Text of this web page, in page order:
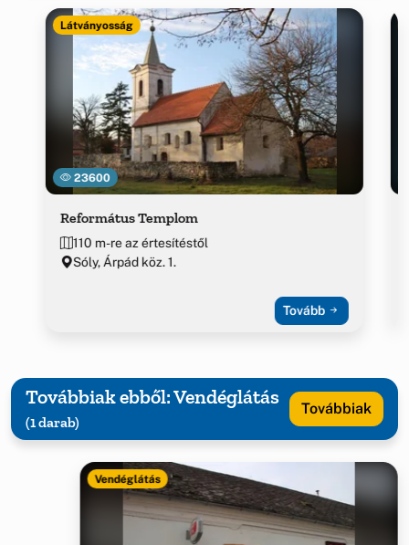
23600
Látványosság
Református Templom
110 m-re az értesítéstől
Sóly, Árpád köz. 1.
Tovább
Továbbiak ebből: Vendéglátás
(1 darab)
Továbbiak
Vendéglátás